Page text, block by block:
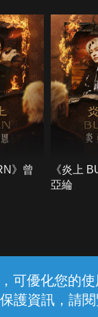
可優化您的
護資訊，請
》曾
《炎上
亞綸
中華電信股份有限公